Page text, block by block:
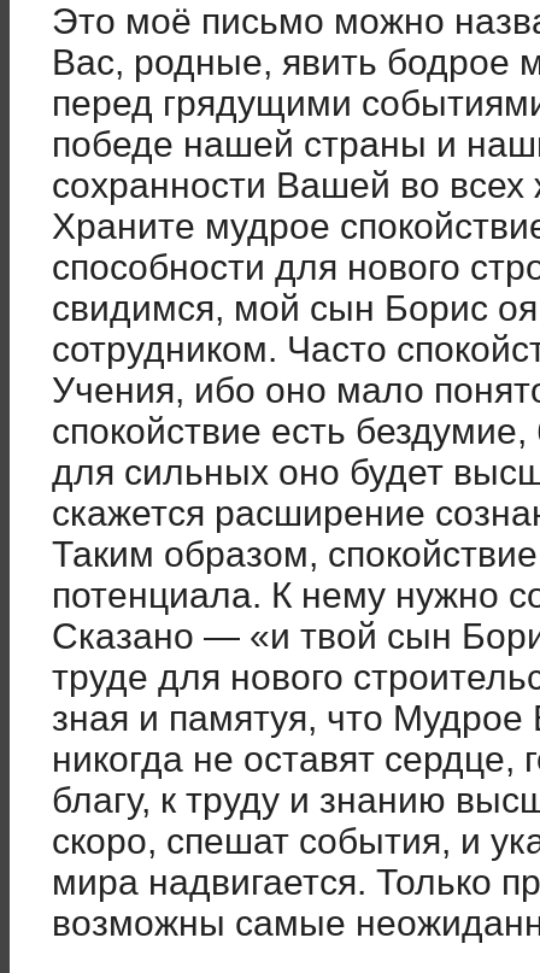
Это моё письмо можно
Вас, родные, явить бодрое
перед грядущими
победе нашей страны и
сохранности Вашей во
Храните мудрое
способности для нового
свидимся, мой сын Борис
сотрудником. Часто
Учения, ибо оно мало
спокойствие есть
для сильных оно будет
скажется расширение
Таким образом,
потенциала. К нему нужно
Сказано — «и твой сын
труде для нового
зная и памятуя, что
никогда не оставят
благу, к труду и знанию
скоро, спешат события, и
мира надвигается. Только
возможны самые